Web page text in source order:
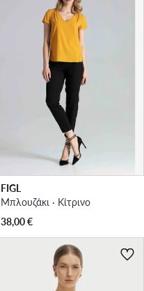
FIGL
Μπλουζάκι · Κίτρινο
38,00€